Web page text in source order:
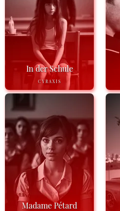
In der Schule
CYRAXIS
Madame Pétard